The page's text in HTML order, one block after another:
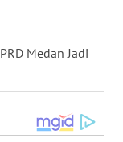
Medan Jadi